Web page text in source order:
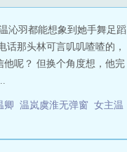
沁羽都能想象到她手舞足蹈
那头林可言叽叽喳喳的，
呢？ 但换个角度想，他完
卿 温岚虞淮无弹窗 女主温